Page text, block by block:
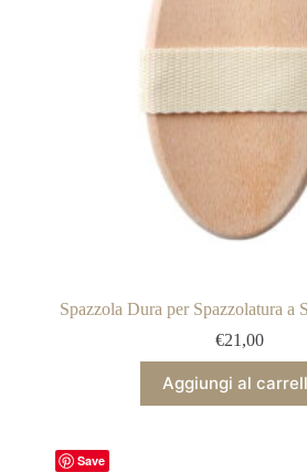
Spazzola Dura per Spazzolatura a
€21,00
Aggiungi al
Save